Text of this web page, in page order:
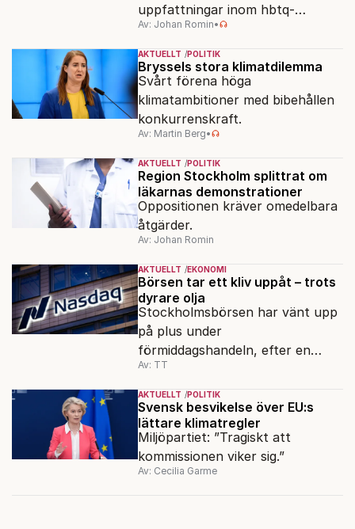
uppfattningar inom hbtq-
rörelsen. "Vi har inga problem
med transpersoner", säger
ordföranden Linn Saarinen.
Av: Johan Romin•
AKTUELLT POLITIK
Bryssels stora klimatdilemma
Svårt förena höga
klimatambitioner med bibehållen
konkurrenskraft.
Av: Martin Berg•
AKTUELLT POLITIK
Region Stockholm splittrat om
läkarnas demonstrationer
Oppositionen kräver omedelbara
åtgärder.
Av: Johan Romin
AKTUELLT EKONOMI
Börsen tar ett kliv uppåt – trots
dyrare olja
Stockholmsbörsen har vänt upp
på plus under
förmiddagshandeln, efter en
inledning nedåt – trots ett högre
oljepris och AI-oro.
Av: TT
AKTUELLT POLITIK
Svensk besvikelse över EU:s
lättare klimatregler
Miljöpartiet: ”Tragiskt att
kommissionen viker sig.”
Av: Cecilia Garme